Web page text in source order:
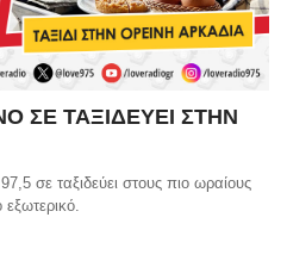
ΣΕ ΤΑΞΙΔΕΥΕΙ ΣΤΗΝ
σε ταξιδεύει στους πιο ωραίους